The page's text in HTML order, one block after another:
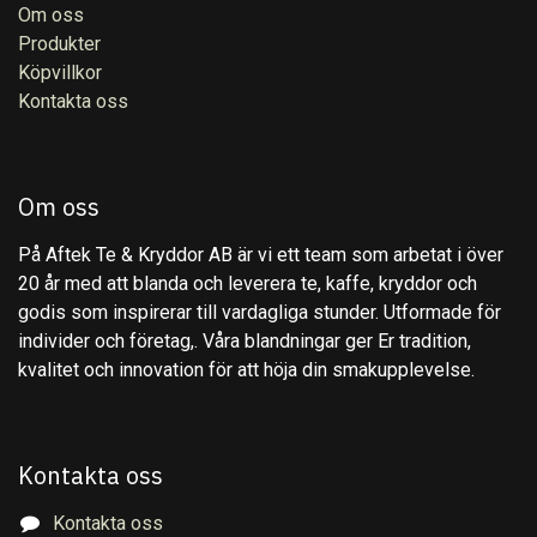
Om oss
Produkter
Köpvillkor
Kontakta oss
Om oss
På Aftek Te & Kryddor AB är vi ett team som arbetat i över
20 år med att blanda och leverera te, kaffe, kryddor och
godis som inspirerar till vardagliga stunder. Utformade för
individer och företag,. Våra blandningar ger Er tradition,
kvalitet och innovation för att höja din smakupplevelse.
Kontakta oss
Kontakta oss